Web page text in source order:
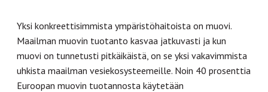
Yksi konkreettisimmista ympäristöhaitoista on muovi.
Maailman muovin tuotanto kasvaa jatkuvasti ja kun
muovi on tunnetusti pitkäikäistä, on se yksi vakavimmista
uhkista maailman vesiekosysteemeille. Noin 40 prosenttia
Euroopan muovin tuotannosta käytetään